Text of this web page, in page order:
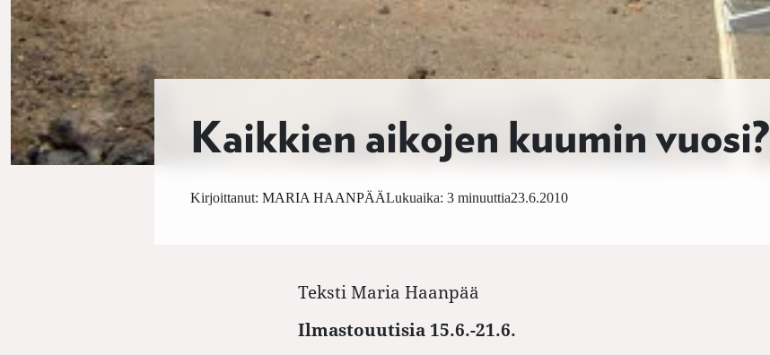
Kaikkien aikojen kuumin vuosi?
23.6.2010
Kirjoittanut: MARIA HAANPÄÄLukuaika: 3 minuuttia
Teksti Maria Haanpää
Ilmastouutisia 15.6.-21.6.